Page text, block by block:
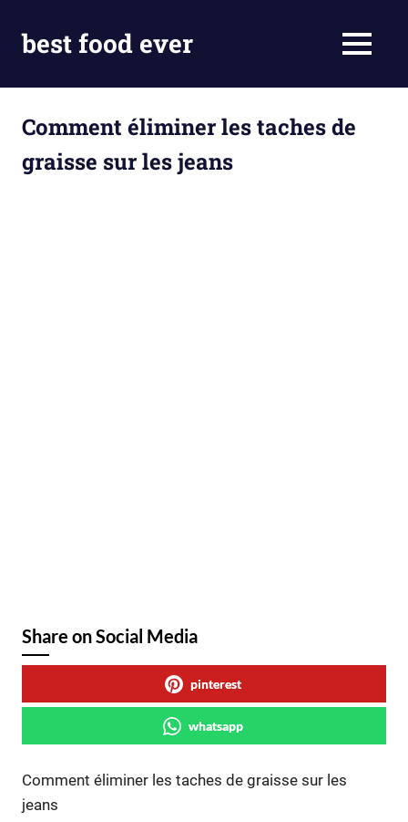
contentbest food ever MENU
Comment éliminer les taches de
graisse sur les jeans
Share on Social Media
pinterest
whatsapp
Comment éliminer les taches de graisse sur les
jeans